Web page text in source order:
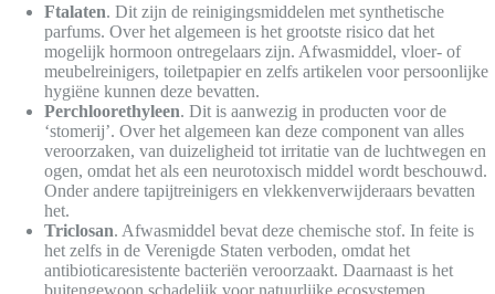
Ftalaten. Dit zijn de reinigingsmiddelen met synthetische
parfums. Over het algemeen is het grootste risico dat het
mogelijk hormoon ontregelaars zijn. Afwasmiddel, vloer- of
meubelreinigers, toiletpapier en zelfs artikelen voor persoonlijke
hygiëne kunnen deze bevatten.
Perchloorethyleen. Dit is aanwezig in producten voor de
‘stomerij’. Over het algemeen kan deze component van alles
veroorzaken, van duizeligheid tot irritatie van de luchtwegen en
ogen, omdat het als een neurotoxisch middel wordt beschouwd.
Onder andere tapijtreinigers en vlekkenverwijderaars bevatten
het.
Triclosan. Afwasmiddel bevat deze chemische stof. In feite is
het zelfs in de Verenigde Staten verboden, omdat het
antibioticaresistente bacteriën veroorzaakt. Daarnaast is het
buitengewoon schadelijk voor natuurlijke ecosystemen.